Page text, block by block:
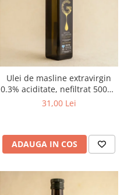
Ulei de masline extravirgin
0.3% aciditate, nefiltrat 500ml
- presat la rece
31,00 Lei
ADAUGA IN COS